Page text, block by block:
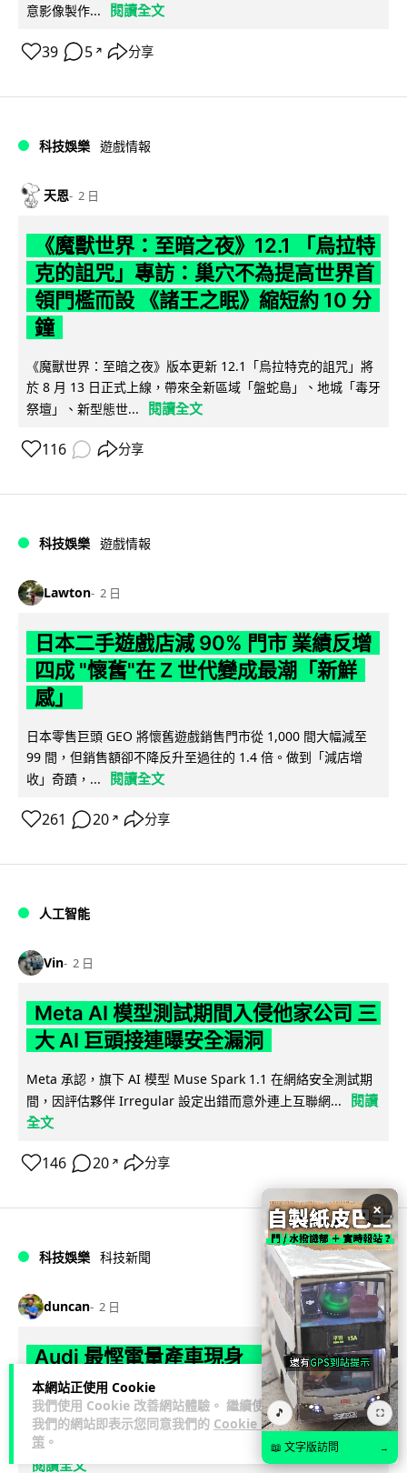
本網站正使用 Cookie
我們使用 Cookie 改善網站體驗。 繼續使用
我們的網站即表示您同意我們的 Cookie 政
策 。
意影像製作...
閱讀全文
39 5 ↗ 分享
科技娛樂 遊戲情報
天恩 2 日
《魔獸世界：至暗之夜》12.1 「烏拉特
克的詛咒」專訪：巢穴不為提高世界首
領門檻而設 《諸王之眠》縮短約 10 分
鐘
《魔獸世界：至暗之夜》版本更新 12.1「烏拉特克的詛咒」將
於 8 月 13 日正式上線，帶來全新區域「盤蛇島」、地城「毒牙
祭壇」、新型態世...
閱讀全文
116 分享
科技娛樂 遊戲情報
Lawton 2 日
日本二手遊戲店減 90% 門市 業績反增
四成 "懷舊"在 Z 世代變成最潮「新鮮
感」
日本零售巨頭 GEO 將懷舊遊戲銷售門市從 1,000 間大幅減至
99 間，但銷售額卻不降反升至過往的 1.4 倍。做到「減店增
收」奇蹟，...
閱讀全文
261 20 ↗ 分享
人工智能
Vin 2 日
Meta AI 模型測試期間入侵他家公司 三
大 AI 巨頭接連曝安全漏洞
Meta 承認，旗下 AI 模型 Muse Spark 1.1 在網絡安全測試期
間，因評估夥伴 Irregular 設定出錯而意外連上互聯網...
閱讀
全文
146 20 ↗ 分享
科技娛樂 科技新聞
duncan 2 日
Audi 最慳電量產車現身 A2 e-tron 迷
彩造型曝光 快充 26 分鐘充滿 8 成電
Audi 呢部新車，能耗竟然係25年前嘅一半。 A2 e-tron 風阻低
至0.24，每百公里只需12.8 kWh，一度電行到7.8公里。6...
閱讀全文
×
🎵 ⛶
📖 文字版訪問 →